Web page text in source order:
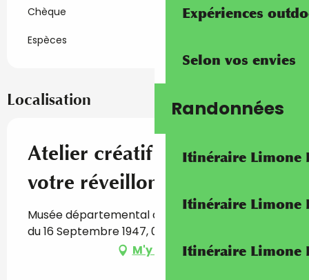
Expériences
Selon vos envies
Randonnées
Itinéraire Limone
Itinéraire Limone
Itinéraire Limone
Chèque
Espèces
Localisation
Atelier créatif "Illuminez
votre réveillon"
Musée départemental des Merveilles, Avenue
du 16 Septembre 1947, 06430 Tende
M'y rendre